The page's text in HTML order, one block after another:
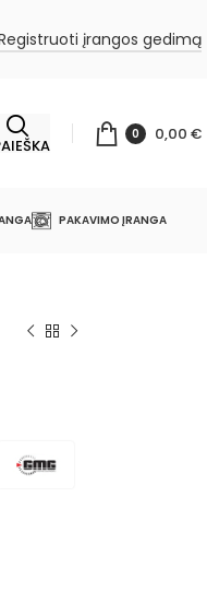
įrangos gedimą
0 0,00 €
PAKAVIMO ĮRANGA